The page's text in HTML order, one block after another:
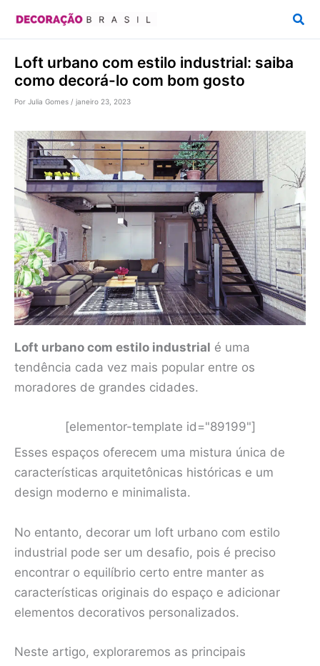
conteúdo
Loft urbano com estilo industrial: saiba
como decorá-lo com bom gosto
Por Julia Gomes / janeiro 23, 2023
Loft urbano com estilo industrial é uma
tendência cada vez mais popular entre os
moradores de grandes cidades.
[elementor-template id="89199"]
Esses espaços oferecem uma mistura única de
características arquitetônicas históricas e um
design moderno e minimalista.
No entanto, decorar um loft urbano com estilo
industrial pode ser um desafio, pois é preciso
encontrar o equilíbrio certo entre manter as
características originais do espaço e adicionar
elementos decorativos personalizados.
Neste artigo, exploraremos as principais